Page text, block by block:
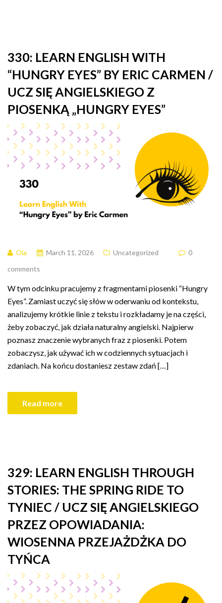
330: LEARN ENGLISH WITH
“HUNGRY EYES” BY ERIC CARMEN /
UCZ SIĘ ANGIELSKIEGO Z
PIOSENKĄ „HUNGRY EYES”
Ola March 11, 2026 Uncategorized
0
comments
W tym odcinku pracujemy z fragmentami piosenki “Hungry
Eyes”. Zamiast uczyć się słów w oderwaniu od kontekstu,
analizujemy krótkie linie z tekstu i rozkładamy je na części,
żeby zobaczyć, jak działa naturalny angielski. Najpierw
poznasz znaczenie wybranych fraz z piosenki. Potem
zobaczysz, jak używać ich w codziennych sytuacjach i
zdaniach. Na końcu dostaniesz zestaw zdań […]
Read more
329: LEARN ENGLISH THROUGH
STORIES: THE SPRING RIDE TO
TYNIEC / UCZ SIĘ ANGIELSKIEGO
PRZEZ OPOWIADANIA:
WIOSENNA PRZEJAŻDŻKA DO
TYŃCA